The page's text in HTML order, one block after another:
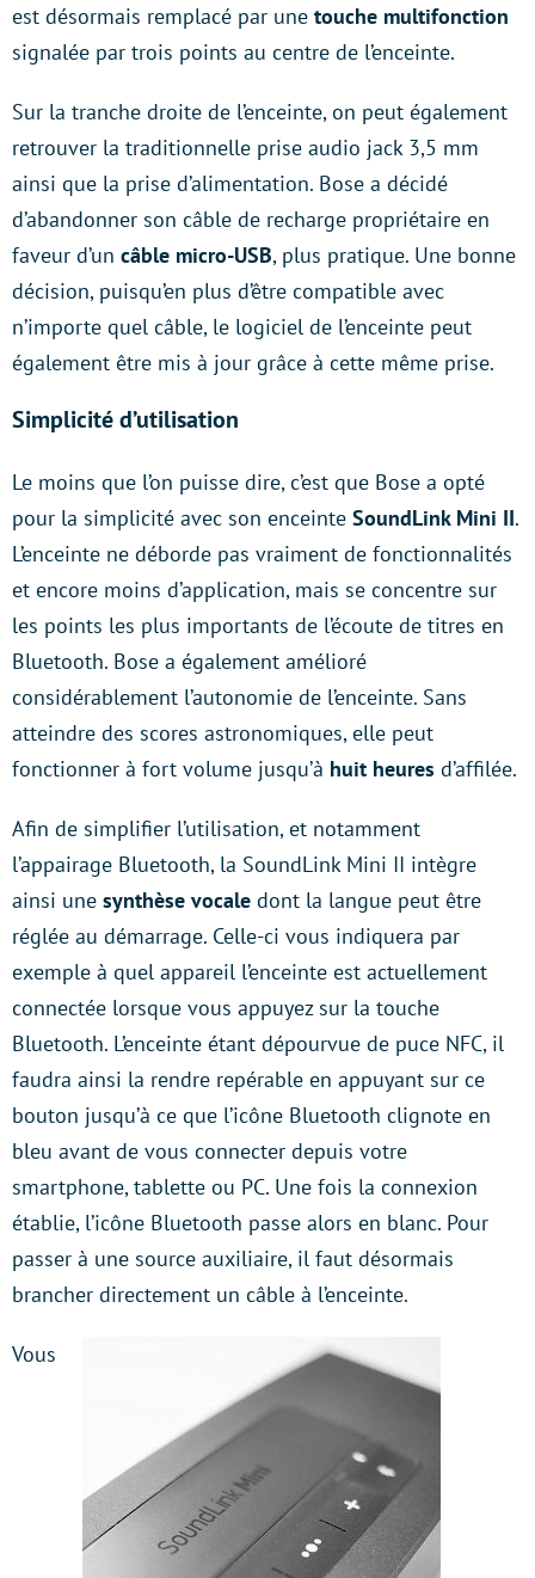
est désormais remplacé par une touche multifonction
signalée par trois points au centre de l’enceinte.
Sur la tranche droite de l’enceinte, on peut également
retrouver la traditionnelle prise audio jack 3,5 mm
ainsi que la prise d’alimentation. Bose a décidé
d’abandonner son câble de recharge propriétaire en
faveur d’un câble micro-USB, plus pratique. Une bonne
décision, puisqu’en plus d’être compatible avec
n’importe quel câble, le logiciel de l’enceinte peut
également être mis à jour grâce à cette même prise.
Simplicité d’utilisation
Le moins que l’on puisse dire, c’est que Bose a opté
pour la simplicité avec son enceinte SoundLink Mini II.
L’enceinte ne déborde pas vraiment de fonctionnalités
et encore moins d’application, mais se concentre sur
les points les plus importants de l’écoute de titres en
Bluetooth. Bose a également amélioré
considérablement l’autonomie de l’enceinte. Sans
atteindre des scores astronomiques, elle peut
fonctionner à fort volume jusqu’à huit heures d’affilée.
Afin de simplifier l’utilisation, et notamment
l’appairage Bluetooth, la SoundLink Mini II intègre
ainsi une synthèse vocale dont la langue peut être
réglée au démarrage. Celle-ci vous indiquera par
exemple à quel appareil l’enceinte est actuellement
connectée lorsque vous appuyez sur la touche
Bluetooth. L’enceinte étant dépourvue de puce NFC, il
faudra ainsi la rendre repérable en appuyant sur ce
bouton jusqu’à ce que l’icône Bluetooth clignote en
bleu avant de vous connecter depuis votre
smartphone, tablette ou PC. Une fois la connexion
établie, l’icône Bluetooth passe alors en blanc. Pour
passer à une source auxiliaire, il faut désormais
brancher directement un câble à l’enceinte.
Vous